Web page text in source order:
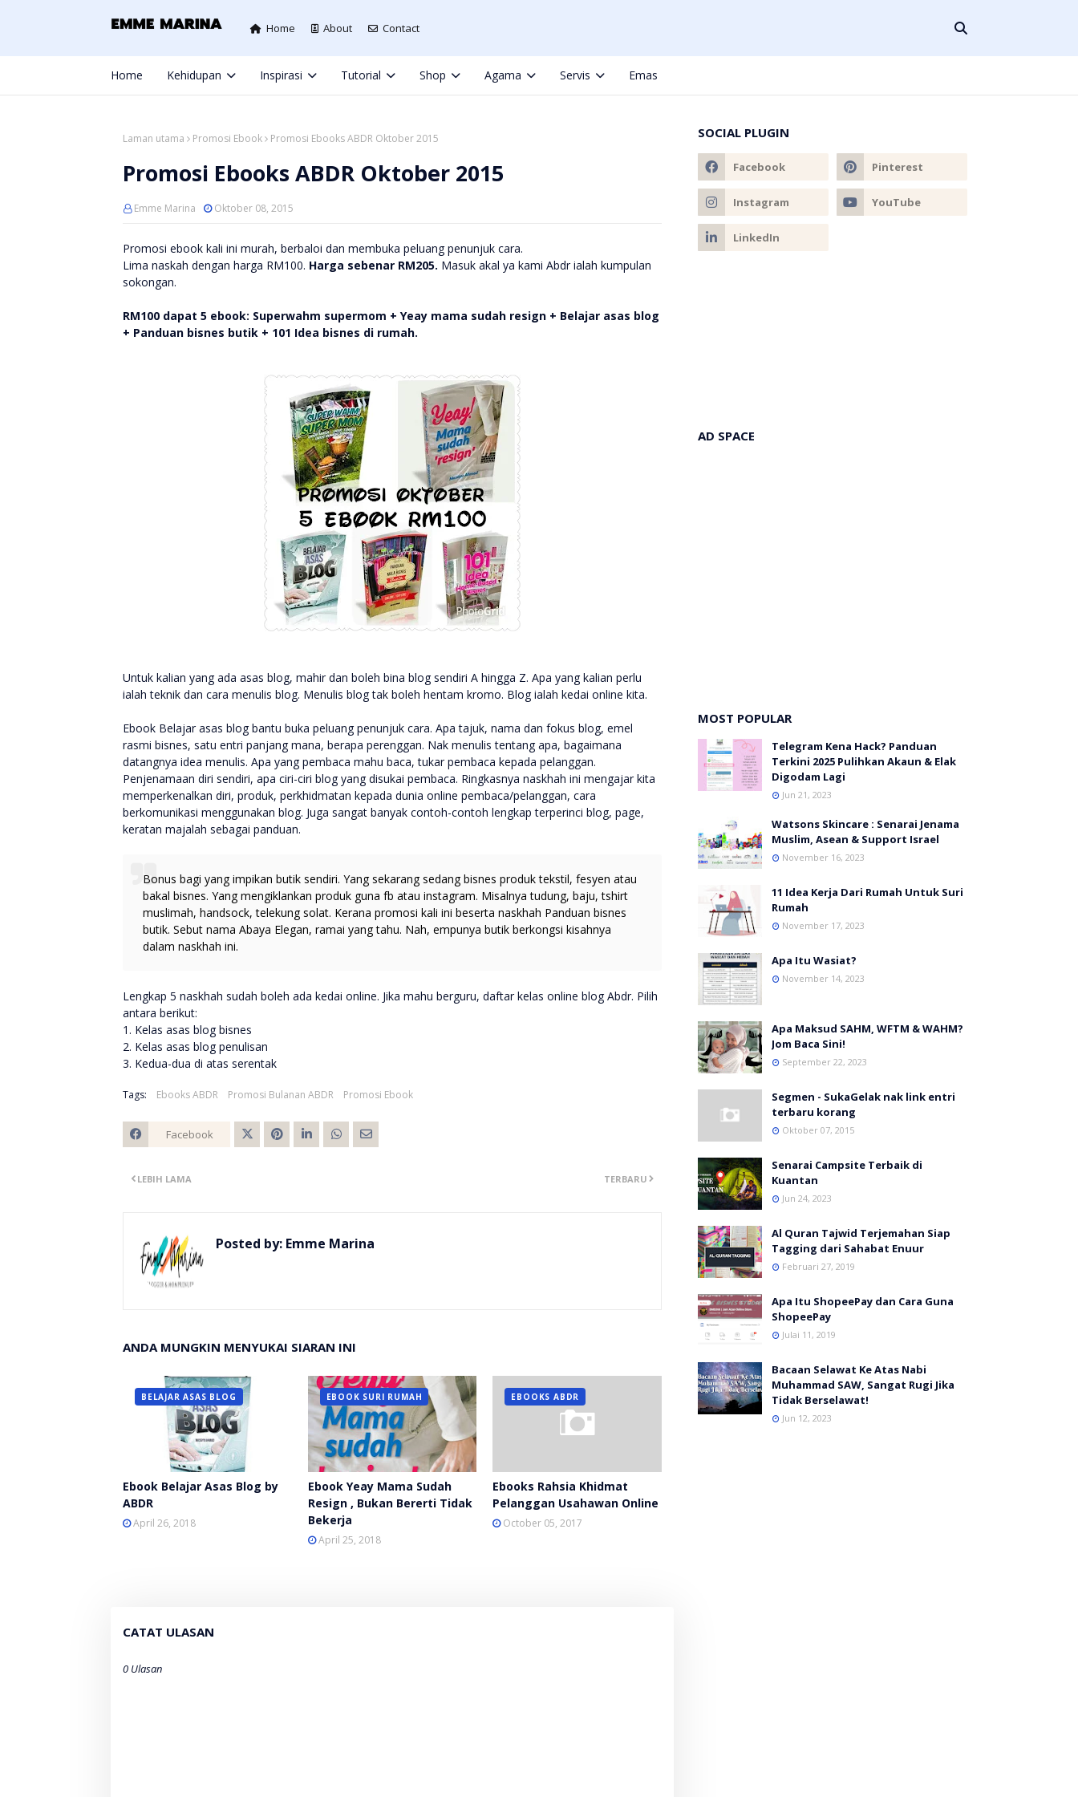
Home About Contact
Home Kehidupan Inspirasi Tutorial Shop Agama Servis Emas
Laman utama Promosi Ebook Promosi Ebooks ABDR Oktober 2015
Promosi Ebooks ABDR Oktober 2015
Emme Marina Oktober 08, 2015
Promosi ebook kali ini murah, berbaloi dan membuka peluang penunjuk cara.
Lima naskah dengan harga RM100. Harga sebenar RM205. Masuk akal ya kami Abdr ialah kumpulan
sokongan.
RM100 dapat 5 ebook: Superwahm supermom + Yeay mama sudah resign + Belajar asas blog
+ Panduan bisnes butik + 101 Idea bisnes di rumah.
Untuk kalian yang ada asas blog, mahir dan boleh bina blog sendiri A hingga Z. Apa yang kalian perlu
ialah teknik dan cara menulis blog. Menulis blog tak boleh hentam kromo. Blog ialah kedai online kita.
Ebook Belajar asas blog bantu buka peluang penunjuk cara. Apa tajuk, nama dan fokus blog, emel
rasmi bisnes, satu entri panjang mana, berapa perenggan. Nak menulis tentang apa, bagaimana
datangnya idea menulis. Apa yang pembaca mahu baca, tukar pembaca kepada pelanggan.
Penjenamaan diri sendiri, apa ciri-ciri blog yang disukai pembaca. Ringkasnya naskhah ini mengajar kita
memperkenalkan diri, produk, perkhidmatan kepada dunia online pembaca/pelanggan, cara
berkomunikasi menggunakan blog. Juga sangat banyak contoh-contoh lengkap terperinci blog, page,
keratan majalah sebagai panduan.
Bonus bagi yang impikan butik sendiri. Yang sekarang sedang bisnes produk tekstil, fesyen atau
bakal bisnes. Yang mengiklankan produk guna fb atau instagram. Misalnya tudung, baju, tshirt
muslimah, handsock, telekung solat. Kerana promosi kali ini beserta naskhah Panduan bisnes
butik. Sebut nama Abaya Elegan, ramai yang tahu. Nah, empunya butik berkongsi kisahnya
dalam naskhah ini.
Lengkap 5 naskhah sudah boleh ada kedai online. Jika mahu berguru, daftar kelas online blog Abdr. Pilih
antara berikut:
1. Kelas asas blog bisnes
2. Kelas asas blog penulisan
3. Kedua-dua di atas serentak
Tags: Ebooks ABDR Promosi Bulanan ABDR Promosi Ebook
Facebook
TERBARU
LEBIH LAMA
Posted by: Emme Marina
ANDA MUNGKIN MENYUKAI SIARAN INI
BELAJAR ASAS BLOG
Ebook Belajar Asas Blog by
ABDR
April 26, 2018
EBOOK SURI RUMAH
Ebook Yeay Mama Sudah
Resign , Bukan Bererti Tidak
Bekerja
April 25, 2018
EBOOKS ABDR
Ebooks Rahsia Khidmat
Pelanggan Usahawan Online
October 05, 2017
CATAT ULASAN
0 Ulasan
SOCIAL PLUGIN
AD SPACE
MOST POPULAR
Telegram Kena Hack? Panduan
Terkini 2025 Pulihkan Akaun & Elak
Digodam Lagi
Jun 21, 2023
Watsons Skincare : Senarai Jenama
Muslim, Asean & Support Israel
November 16, 2023
11 Idea Kerja Dari Rumah Untuk Suri
Rumah
November 17, 2023
Apa Itu Wasiat?
November 14, 2023
Apa Maksud SAHM, WFTM & WAHM?
Jom Baca Sini!
September 22, 2023
Segmen - SukaGelak nak link entri
terbaru korang
Oktober 07, 2015
Senarai Campsite Terbaik di
Kuantan
Jun 24, 2023
Al Quran Tajwid Terjemahan Siap
Tagging dari Sahabat Enuur
Februari 27, 2019
Apa Itu ShopeePay dan Cara Guna
ShopeePay
Julai 11, 2019
Bacaan Selawat Ke Atas Nabi
Muhammad SAW, Sangat Rugi Jika
Tidak Berselawat!
Jun 12, 2023